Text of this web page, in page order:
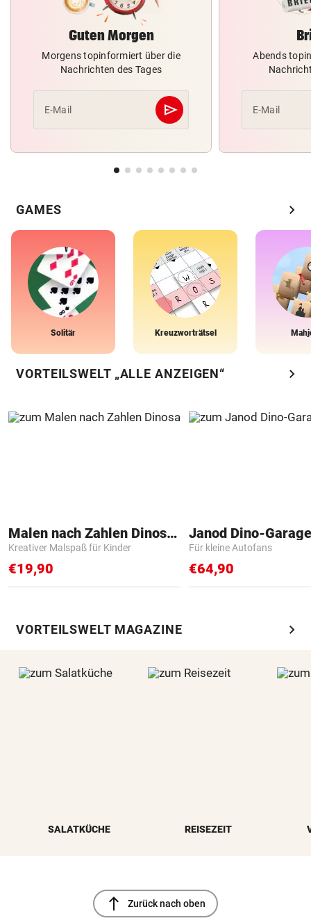
Guten Morgen
Morgens topinformiert über die
Nachrichten des Tages
E-Mail send
Abschicken
Abends
E-Mail
GAMES chevron_right
Solitär Kreuzworträtsel
VORTEILSWELT „ALLE ANZEIGEN“ chevron_right
Malen nach Zahlen Dinosaurier
Kreativer Malspaß für Kinder
€19,90
Janod Dino-Garage
Für kleine Autofans
€64,90
VORTEILSWELT MAGAZINE chevron_right
SALATKÜCHE REISEZEIT
north Zurück nach oben